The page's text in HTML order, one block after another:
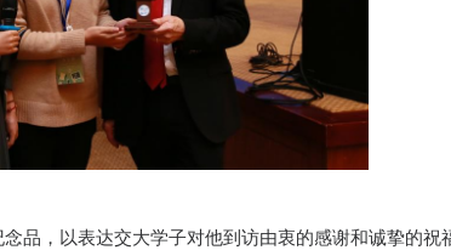
品，以表达交大学子对他到访由衷的感谢和诚挚的祝